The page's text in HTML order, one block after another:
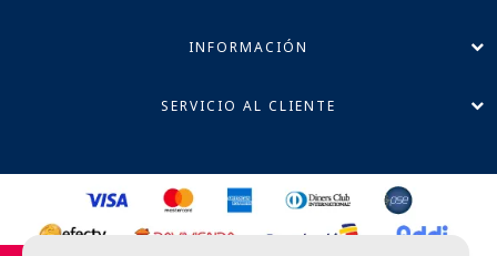
INFORMACIÓN
SERVICIO AL CLIENTE